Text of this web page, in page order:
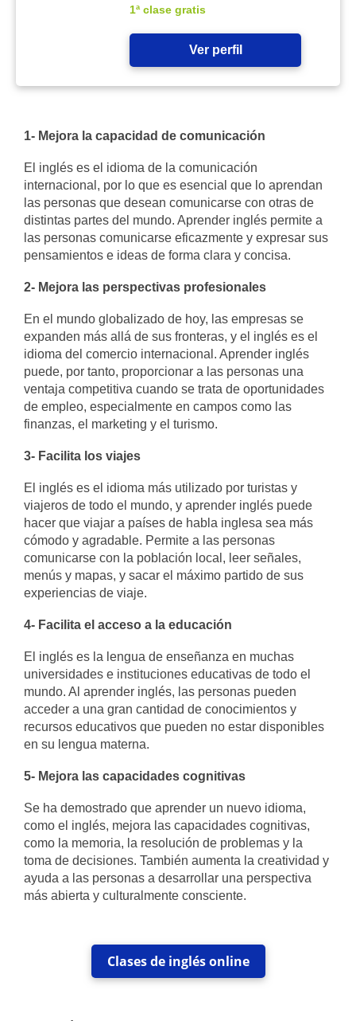
1ª clase gratis
Ver perfil
1- Mejora la capacidad de comunicación
El inglés es el idioma de la comunicación
internacional, por lo que es esencial que lo aprendan
las personas que desean comunicarse con otras de
distintas partes del mundo. Aprender inglés permite a
las personas comunicarse eficazmente y expresar sus
pensamientos e ideas de forma clara y concisa.
2- Mejora las perspectivas profesionales
En el mundo globalizado de hoy, las empresas se
expanden más allá de sus fronteras, y el inglés es el
idioma del comercio internacional. Aprender inglés
puede, por tanto, proporcionar a las personas una
ventaja competitiva cuando se trata de oportunidades
de empleo, especialmente en campos como las
finanzas, el marketing y el turismo.
3- Facilita los viajes
El inglés es el idioma más utilizado por turistas y
viajeros de todo el mundo, y aprender inglés puede
hacer que viajar a países de habla inglesa sea más
cómodo y agradable. Permite a las personas
comunicarse con la población local, leer señales,
menús y mapas, y sacar el máximo partido de sus
experiencias de viaje.
4- Facilita el acceso a la educación
El inglés es la lengua de enseñanza en muchas
universidades e instituciones educativas de todo el
mundo. Al aprender inglés, las personas pueden
acceder a una gran cantidad de conocimientos y
recursos educativos que pueden no estar disponibles
en su lengua materna.
5- Mejora las capacidades cognitivas
Se ha demostrado que aprender un nuevo idioma,
como el inglés, mejora las capacidades cognitivas,
como la memoria, la resolución de problemas y la
toma de decisiones. También aumenta la creatividad y
ayuda a las personas a desarrollar una perspectiva
más abierta y culturalmente consciente.
Clases de inglés online